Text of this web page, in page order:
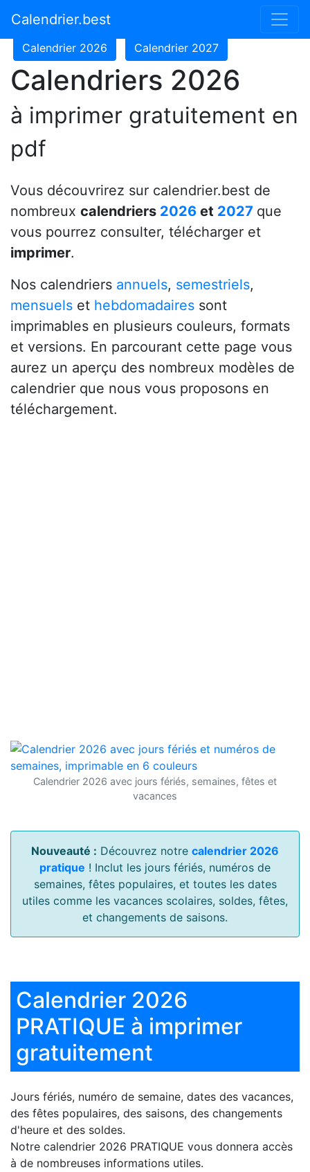
Calendrier.best
Calendrier 2024
Calendrier 2026 Calendrier 2027
Calendriers 2026
à imprimer gratuitement en
pdf
Vous découvrirez sur calendrier.best de
nombreux calendriers 2026 et 2027 que
vous pourrez consulter, télécharger et
imprimer.
Nos calendriers annuels, semestriels,
mensuels et hebdomadaires sont
imprimables en plusieurs couleurs, formats
et versions. En parcourant cette page vous
aurez un aperçu des nombreux modèles de
calendrier que nous vous proposons en
téléchargement.
Calendrier 2026 avec jours fériés, semaines, fêtes et
vacances
Nouveauté : Découvrez notre calendrier 2026
pratique ! Inclut les jours fériés, numéros de
semaines, fêtes populaires, et toutes les dates
utiles comme les vacances scolaires, soldes, fêtes,
et changements de saisons.
Calendrier 2026
PRATIQUE à imprimer
gratuitement
Jours fériés, numéro de semaine, dates des vacances,
des fêtes populaires, des saisons, des changements
d'heure et des soldes.
Notre calendrier 2026 PRATIQUE vous donnera accès
à de nombreuses informations utiles.